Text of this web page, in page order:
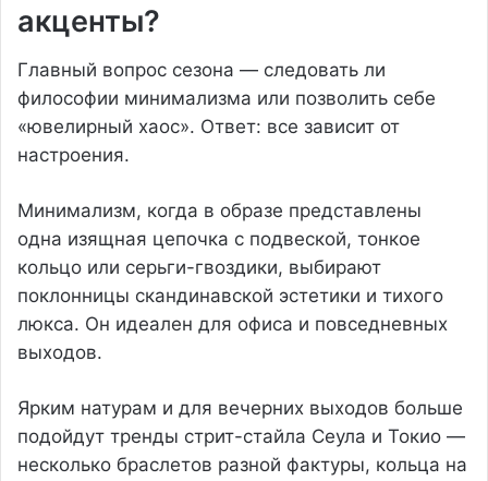
акценты?
Главный вопрос сезона — следовать ли
философии минимализма или позволить себе
«ювелирный хаос». Ответ: все зависит от
настроения.
Минимализм, когда в образе представлены
одна изящная цепочка с подвеской, тонкое
кольцо или серьги-гвоздики, выбирают
поклонницы скандинавской эстетики и тихого
люкса. Он идеален для офиса и повседневных
выходов.
Ярким натурам и для вечерних выходов больше
подойдут тренды стрит-стайла Сеула и Токио —
несколько браслетов разной фактуры, кольца на